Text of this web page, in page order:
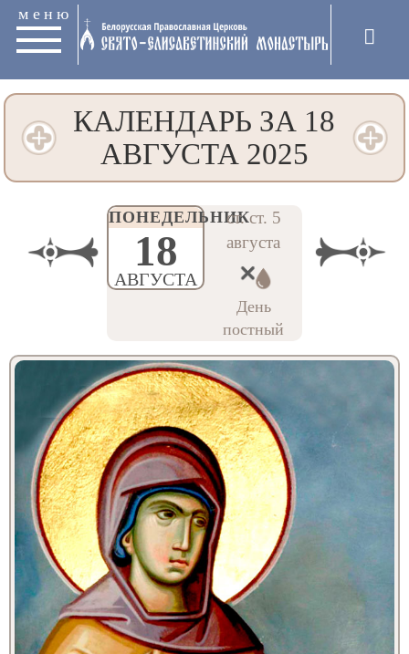
меню
КАЛЕНДАРЬ ЗА 18
АВГУСТА 2025
ПОНЕДЕЛЬНИК
18
АВГУСТА
ст. ст. 5
августа
День
постный